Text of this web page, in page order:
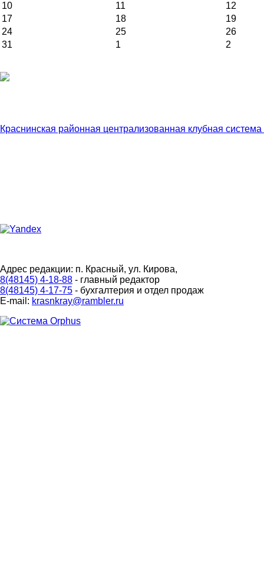
10 11
12
17
18
19
24
25
26
31
1 2
Краснинская районная централизованная клубная
Адрес редакции: п. Красный, ул. Кирова,
8(48145) 4-18-88 - главный редактор
8(48145) 4-17-75 - бухгалтерия и отдел продаж
E-mail: krasnkray@rambler.ru